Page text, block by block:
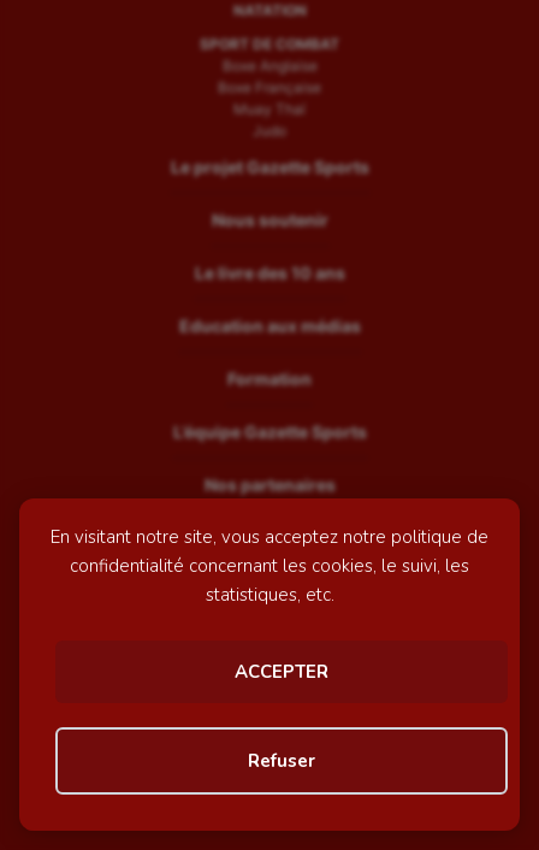
En visitant notre site, vous acceptez notre politique de
confidentialité concernant les cookies, le suivi, les
statistiques, etc.
ACCEPTER
Refuser
NATATION
SPORT DE COMBAT
Boxe Anglaise
Boxe Française
Muay Thaï
Judo
Le projet Gazette Sports
Nous soutenir
Le livre des 10 ans
Education aux médias
Formation
L’équipe Gazette Sports
Nos partenaires
Recrutement
Mentions légales
© GazetteSports - 2026 | Site internet réalisé par
Awelty